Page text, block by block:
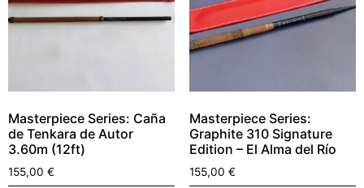
Masterpiece Series: Caña
de Tenkara de Autor
3.60m (12ft)
155,00 €
Masterpiece Series:
Graphite 310 Signature
Edition – El Alma del Río
155,00 €